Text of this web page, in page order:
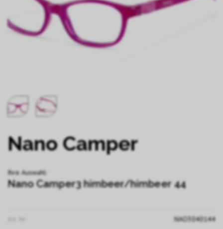
Nano Camper
Ihre Auswahl:
Nano Camper3 himbeer/himbeer 44
NAO3040144